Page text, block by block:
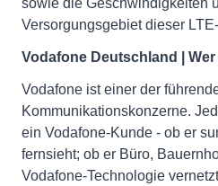
sowie die Geschwindigkeiten
Versorgungsgebiet dieser
Vodafone Deutschland | Wer
Vodafone ist einer der
Kommunikationskonzerne.
ein Vodafone-Kunde - ob er
fernsieht; ob er Büro,
Vodafone-Technologie